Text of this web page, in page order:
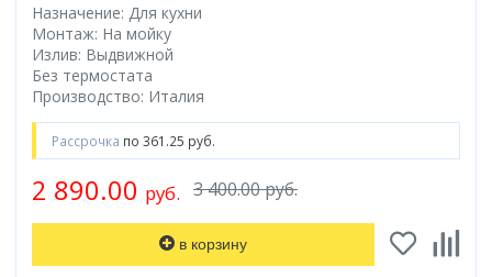
Назначение: Для кухни
Монтаж: На мойку
Излив: Выдвижной
Без термостата
Производство: Италия
Рассрочка по 361.25 руб.
3 400.00 руб.
2 890.00 руб.
в корзину